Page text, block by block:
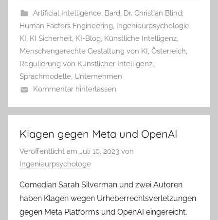
Artificial Intelligence, Bard, Dr. Christian Blind,
Human Factors Engineering, Ingenieurpsychologie,
KI, KI Sicherheit, KI-Blog, Künstliche Intelligenz,
Menschengerechte Gestaltung von KI, Österreich,
Regulierung von Künstlicher Intelligenz,
Sprachmodelle, Unternehmen
Kommentar hinterlassen
Klagen gegen Meta und OpenAI
Veröffentlicht am Juli 10, 2023 von
Ingenieurpsychologe
Comedian Sarah Silverman und zwei Autoren
haben Klagen wegen Urheberrechtsverletzungen
gegen Meta Platforms und OpenAI eingereicht,